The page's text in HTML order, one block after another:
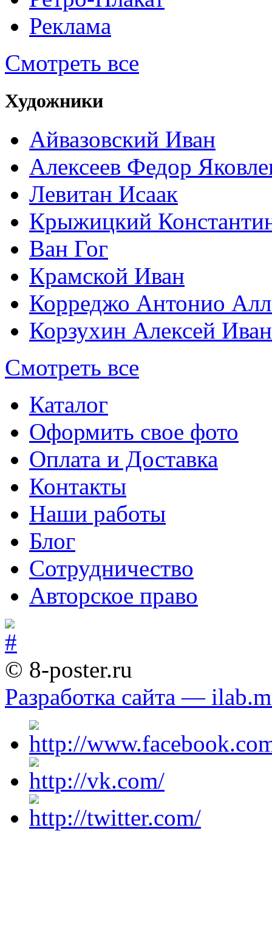
Реклама
Смотреть все
Художники
Айвазовский Иван
Алексеев Федор
Левитан Исаак
Крыжицкий
Ван Гог
Крамской Иван
Корреджо Антонио
Корзухин Алексей
Смотреть все
Каталог
Оформить свое фото
Оплата и Доставка
Контакты
Наши работы
Блог
Сотрудничество
Авторское право
© 8-poster.ru
Разработка сайта —